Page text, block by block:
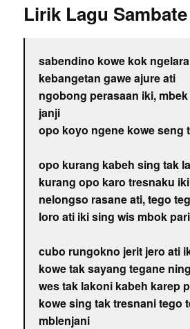
Lirik Lagu
sabendino kowe kok
kebangetan gawe ajure ati
ngobong perasaan iki,
janji
opo koyo ngene kowe seng
opo kurang kabeh sing tak
kurang opo karo tresnaku iki
nelongso rasane ati, tego
loro ati iki sing wis mbok
cubo rungokno jerit jero ati
kowe tak sayang tegane
wes tak lakoni kabeh karep
kowe sing tak tresnani tego
mblenjani